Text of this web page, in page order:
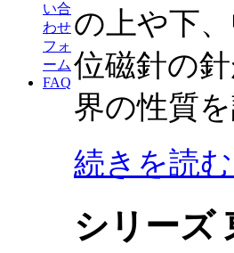
い合
わせ
フォ
ーム
FAQ
の上や下
位磁針の
界の性質
続きを読
シリーズ